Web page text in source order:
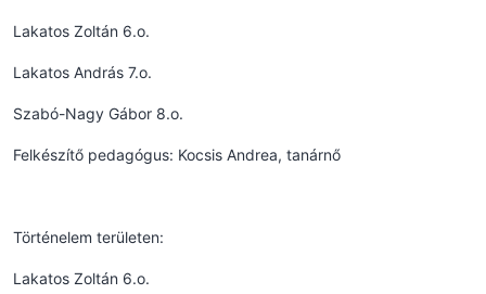
Lakatos Zoltán 6.o.
Lakatos András 7.o.
Szabó-Nagy Gábor 8.o.
Felkészítő pedagógus: Kocsis Andrea, tanárnő
Történelem területen:
Lakatos Zoltán 6.o.